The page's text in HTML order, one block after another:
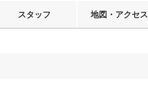
スタッフ 地図・アクセス